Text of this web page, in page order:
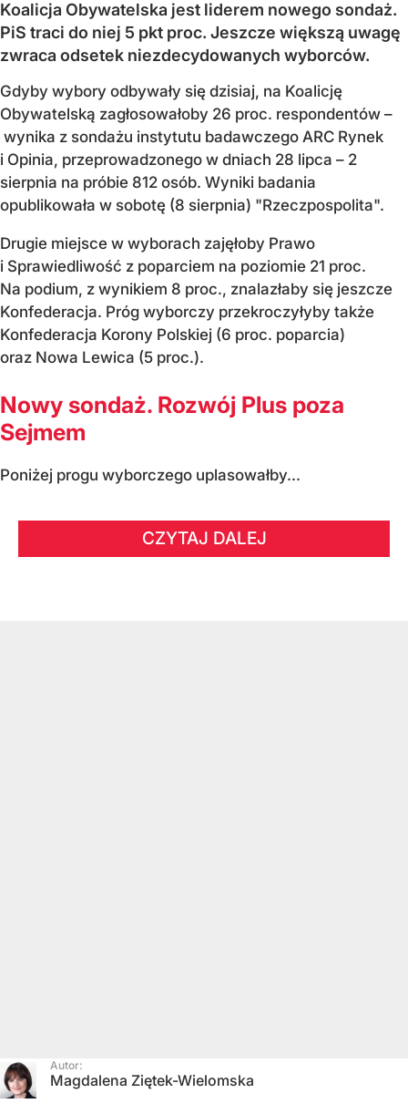
Koalicja Obywatelska jest liderem nowego sondaż.
PiS traci do niej 5 pkt proc. Jeszcze większą uwagę
zwraca odsetek niezdecydowanych wyborców.
Gdyby wybory odbywały się dzisiaj, na Koalicję
Obywatelską zagłosowałoby 26 proc. respondentów –
wynika z sondażu instytutu badawczego ARC Rynek
i Opinia, przeprowadzonego w dniach 28 lipca – 2
sierpnia na próbie 812 osób. Wyniki badania
opublikowała w sobotę (8 sierpnia) "Rzeczpospolita".
Drugie miejsce w wyborach zajęłoby Prawo
i Sprawiedliwość z poparciem na poziomie 21 proc.
Na podium, z wynikiem 8 proc., znalazłaby się jeszcze
Konfederacja. Próg wyborczy przekroczyłyby także
Konfederacja Korony Polskiej (6 proc. poparcia)
oraz Nowa Lewica (5 proc.).
Nowy sondaż. Rozwój Plus poza
Sejmem
Poniżej progu wyborczego uplasowałby...
CZYTAJ DALEJ
Autor:
Magdalena Ziętek-Wielomska